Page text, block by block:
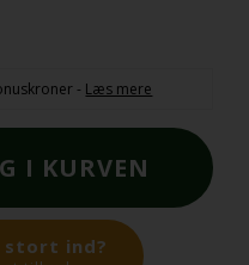
- Læs mere
stort ind?